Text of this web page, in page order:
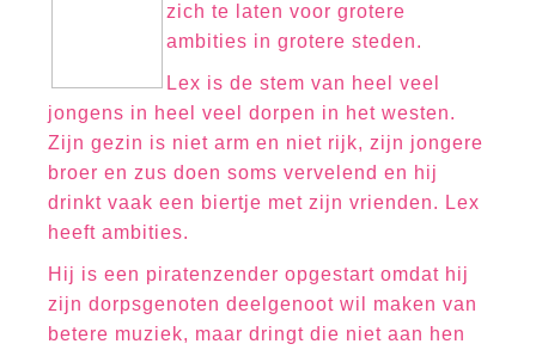
zich te laten voor grotere
ambities in grotere steden.
Lex is de stem van heel veel
jongens in heel veel dorpen in het westen.
Zijn gezin is niet arm en niet rijk, zijn jongere
broer en zus doen soms vervelend en hij
drinkt vaak een biertje met zijn vrienden. Lex
heeft ambities.
Hij is een piratenzender opgestart omdat hij
zijn dorpsgenoten deelgenoot wil maken van
betere muziek, maar dringt die niet aan hen